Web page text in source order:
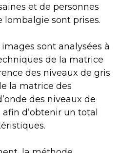
et de personnes
lombalgie sont prises.
sont analysées à
de la matrice
des niveaux de gris
la matrice des
des niveaux de
afin d’obtenir un total